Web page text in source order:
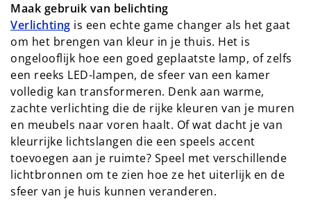
Maak gebruik van belichting
Verlichting is een echte game changer als het gaat
om het brengen van kleur in je thuis. Het is
ongelooflijk hoe een goed geplaatste lamp, of zelfs
een reeks LED-lampen, de sfeer van een kamer
volledig kan transformeren. Denk aan warme,
zachte verlichting die de rijke kleuren van je muren
en meubels naar voren haalt. Of wat dacht je van
kleurrijke lichtslangen die een speels accent
toevoegen aan je ruimte? Speel met verschillende
lichtbronnen om te zien hoe ze het uiterlijk en de
sfeer van je huis kunnen veranderen.